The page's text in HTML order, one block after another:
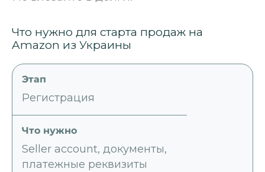
Что нужно для старта продаж на
Amazon из Украины
Регистрация
Seller account, документы,
платежные реквизиты